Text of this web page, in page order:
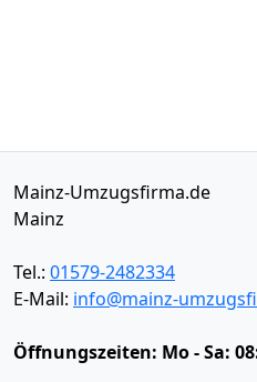
Mainz-Umzugsfirma.de
Mainz
Tel.: 01579-2482334
E-Mail: info@mainz-
Öffnungszeiten: Mo - Sa: